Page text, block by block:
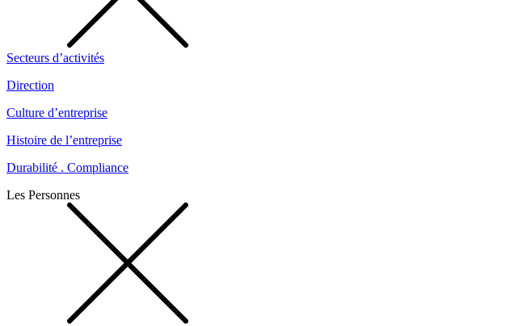
Secteurs d’activités
Direction
Culture d’entreprise
Histoire de l’entreprise
Durabilité . Compliance
Les Personnes